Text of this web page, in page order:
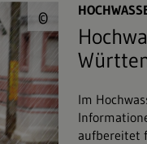
© ©
Im
aufbereitet